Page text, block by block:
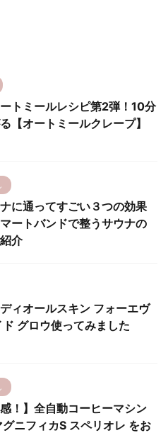
トミールレシピ第2弾！10分
【オートミールクレープ】
に通ってすごい３つの効果
ートバンドで整うサウナの
介
ィオールスキン フォーエヴ
ド グロウ使ってみました
感！】全自動コーヒーマシン
ニフィカS スペリオレ をお